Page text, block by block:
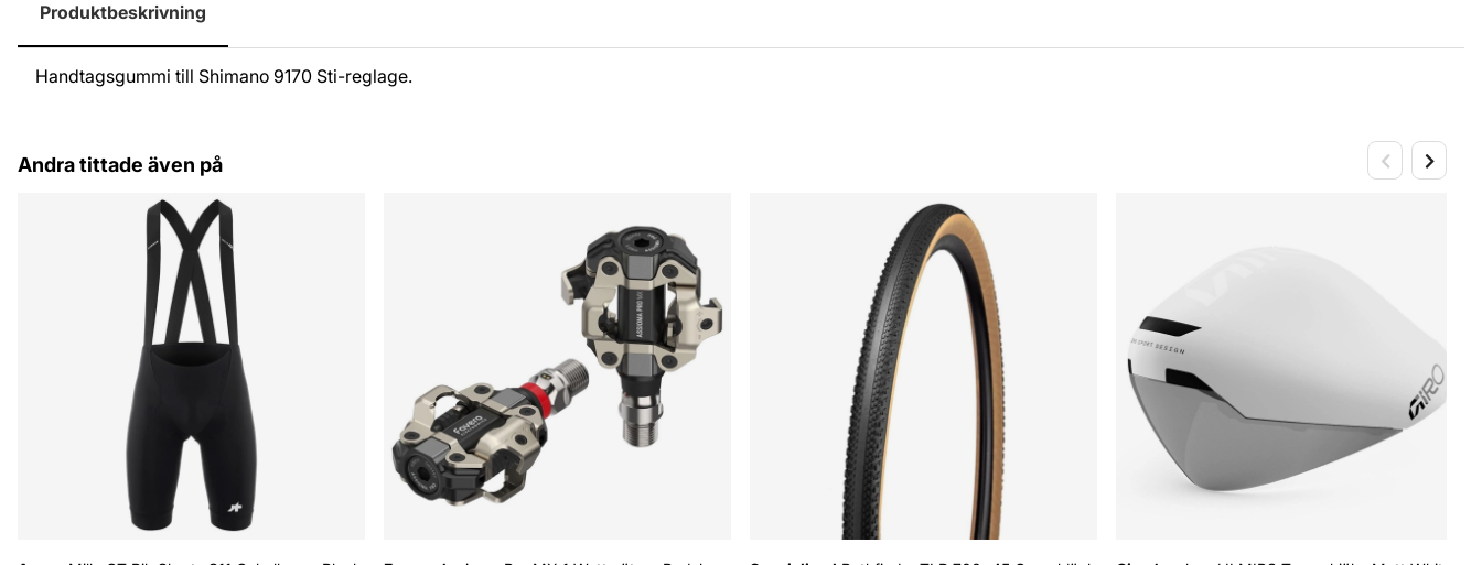
Produktbeskrivning
Handtagsgummi till Shimano 9170 Sti-reglage.
Andra tittade även på